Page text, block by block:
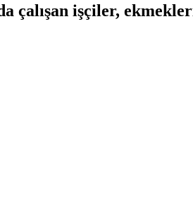
çalışan işçiler,